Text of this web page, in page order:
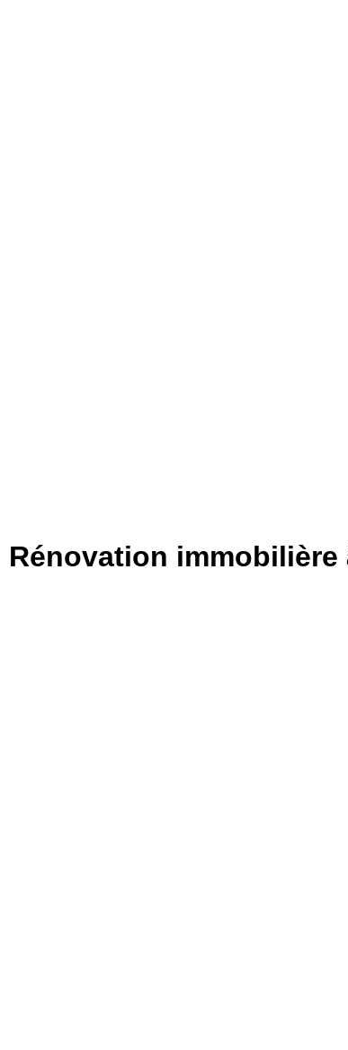
Rénovation immobilière